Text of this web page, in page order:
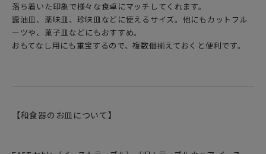
落ち着いた印象で様々な食卓にマッチしてくれます。
醤油皿、薬味皿、珍味皿などに使えるサイズ。他にもカットフル
ーツや、菓子皿などにもおすすめ。
おもてなし用にも重宝するので、複数個揃えておくと便利です。
【和食器のお皿について】